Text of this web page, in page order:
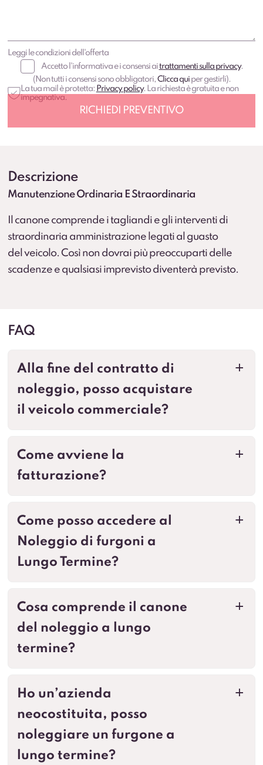
Leggi le condizioni dell'offerta
Accetto l'informativa e i consensi aitrattamenti sulla privacy.
(Non tutti i consensi sono obbligatori,Clicca quiper gestirli).
La tua mail è protetta: Privacy policy. La richiesta è gratuita e non
impegnativa.
Descrizione
Manutenzione Ordinaria E Straordinaria
Il canone comprende i tagliandi e gli interventi di
straordinaria amministrazione legati al guasto
del veicolo. Così non dovrai più preoccuparti delle
scadenze e qualsiasi imprevisto diventerà previsto.
FAQ
a
Alla fine del contratto di
noleggio, posso acquistare
il veicolo commerciale?
a
Come avviene la
fatturazione?
a
Come posso accedere al
Noleggio di furgoni a
Lungo Termine?
a
Cosa comprende il canone
del noleggio a lungo
termine?
a
Ho un’azienda
neocostituita, posso
noleggiare un furgone a
lungo termine?